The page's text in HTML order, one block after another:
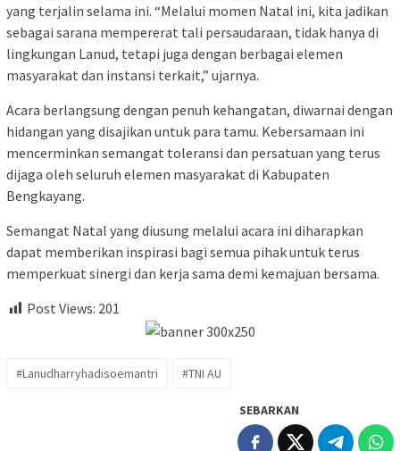
yang terjalin selama ini. “Melalui momen Natal ini, kita jadikan
sebagai sarana mempererat tali persaudaraan, tidak hanya di
lingkungan Lanud, tetapi juga dengan berbagai elemen
masyarakat dan instansi terkait,” ujarnya.
Acara berlangsung dengan penuh kehangatan, diwarnai dengan
hidangan yang disajikan untuk para tamu. Kebersamaan ini
mencerminkan semangat toleransi dan persatuan yang terus
dijaga oleh seluruh elemen masyarakat di Kabupaten
Bengkayang.
Semangat Natal yang diusung melalui acara ini diharapkan
dapat memberikan inspirasi bagi semua pihak untuk terus
memperkuat sinergi dan kerja sama demi kemajuan bersama.
Post Views: 201
#Lanudharryhadisoemantri #TNI AU
SEBARKAN